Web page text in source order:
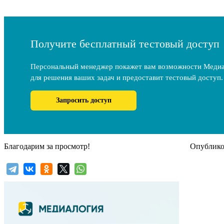
Получите бесплатный тестовый доступ
Персональный менеджер покажет вам возможности
для решения ваших задач и предоставит тестовый доступ.
Запросить доступ
Благодарим за просмотр!